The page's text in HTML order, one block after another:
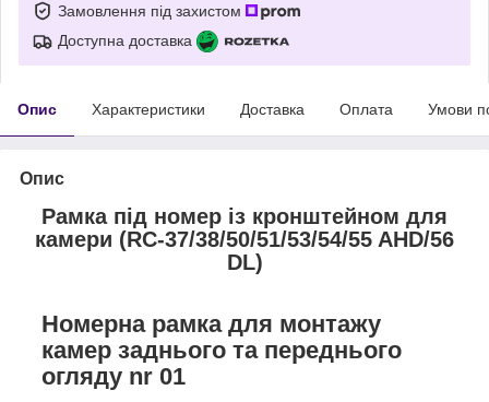
Замовлення під захистом
Доступна доставка
Опис Характеристики Доставка Оплата Умови
Опис
Рамка під номер із кронштейном для
камери (RC-37/38/50/51/53/54/55 AHD/56
DL)
Номерна рамка для монтажу
камер заднього та переднього
огляду nr 01